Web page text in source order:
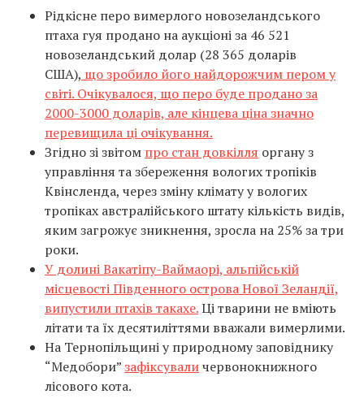
Рідкісне перо вимерлого новозеландського
птаха гуя продано на аукціоні за 46 521
новозеландський долар (28 365 доларів
США), що зробило його найдорожчим пером у
світі. Очікувалося, що перо буде продано за
2000-3000 доларів, але кінцева ціна значно
перевищила ці очікування.
Згідно зі звітом про стан довкілля органу з
управління та збереження вологих тропіків
Квінсленда, через зміну клімату у вологих
тропіках австралійського штату кількість видів,
яким загрожує зникнення, зросла на 25% за три
роки.
У долині Вакатіпу-Ваймаорі, альпійській
місцевості Південного острова Нової Зеландії,
випустили птахів такахе.Ці тварини не вміють
літати та їх десятиліттями вважали вимерлими.
На Тернопільщині у природному заповіднику
“Медобори”зафіксуваличервонокнижного
лісового кота.